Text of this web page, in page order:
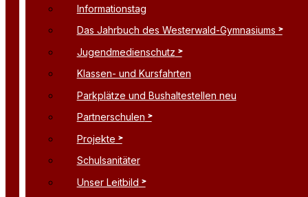
Informationstag
Das Jahrbuch des Westerwald-Gymnasiums
Jugendmedienschutz
Klassen- und Kursfahrten
Parkplätze und Bushaltestellen neu
Partnerschulen
Projekte
Schulsanitäter
Unser Leitbild